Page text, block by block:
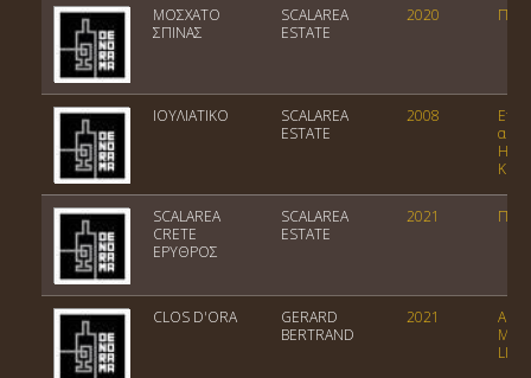
ΜΟΣΧΑΤΟ
ΣΠΙΝΑΣ
SCALAREA
ESTATE
2020 ΠΓΕ
IOYΛΙΑΤΙΚΟ
SCALAREA
ESTATE
2008
SCALAREA
CRETE
ΕΡΥΘΡΟΣ
SCALAREA
ESTATE
2021 ΠΓΕ
CLOS D'ORA
GERARD
BERTRAND
2021
AOP